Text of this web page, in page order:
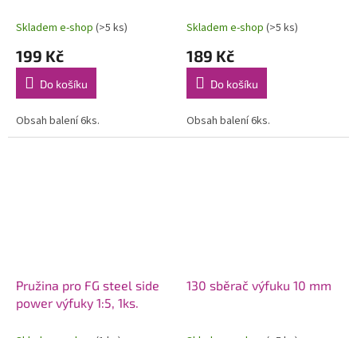
Skladem e-shop (>5 ks)
199 Kč
Do košíku
Obsah balení 6ks.
Skladem e-shop (>5 ks)
189 Kč
Do košíku
Obsah balení 6ks.
Pružina pro FG steel side
power výfuky 1:5, 1ks.
130 sběrač výfuku 10 mm